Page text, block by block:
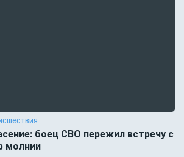
боец СВО пережил встречу с
молнии